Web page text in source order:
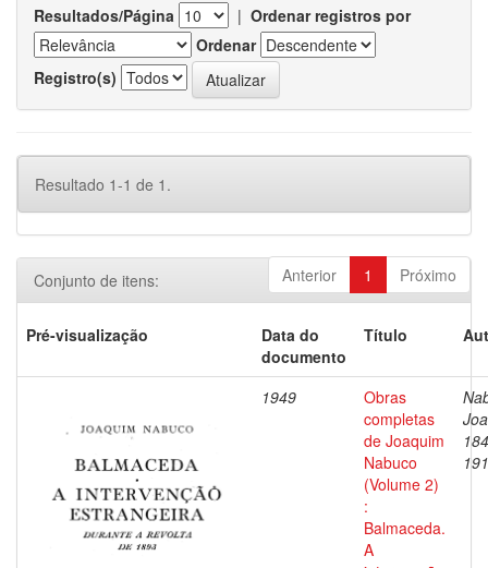
Resultados/Página | Ordenar registros por
Ordenar
Registro(s)
Resultado 1-1 de 1.
Anterior 1 Próximo
Conjunto de itens:
Pré-visualização
Data do
documento
Título
1949
Obras
completas
de Joaquim
Nabuco
(Volume 2)
:
Balmaceda.
A